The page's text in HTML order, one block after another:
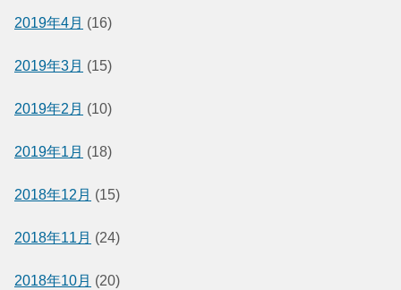
2019年4月 (16)
2019年3月 (15)
2019年2月 (10)
2019年1月 (18)
2018年12月 (15)
2018年11月 (24)
2018年10月 (20)